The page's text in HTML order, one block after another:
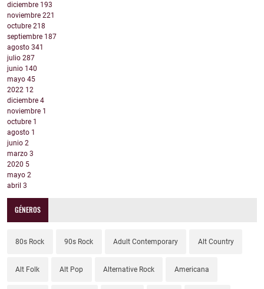
diciembre 193
noviembre 221
octubre 218
septiembre 187
agosto 341
julio 287
junio 140
mayo 45
2022 12
diciembre 4
noviembre 1
octubre 1
agosto 1
junio 2
marzo 3
2020 5
mayo 2
abril 3
GÉNEROS
80s Rock 90s Rock Adult Contemporary Alt Country
Alt Folk Alt Pop Alternative Rock Americana